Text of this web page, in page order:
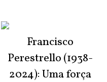
Francisco
Perestrello (1938-
2024): Uma força